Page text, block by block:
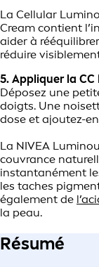
La Cellular
Cream contient
aider à
réduire
5. Appliquer la CC
Déposez une
doigts. Une
dose et ajoutez-
La NIVEA
couvrance
instantanément
les taches
également de
la peau.
Résumé